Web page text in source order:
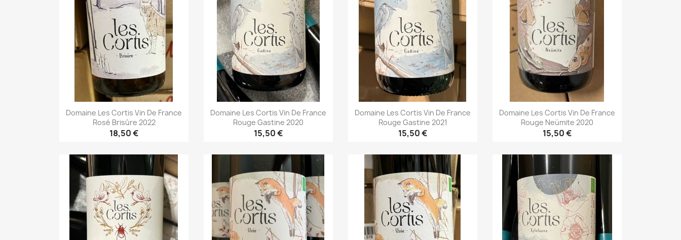
Domaine Les Cortis Vin De France
Rosé Brisûre 2022
18,50 €
Aperçu rapide
Domaine Les Cortis Vin De France
Rouge Gastine 2020
15,50 €
Aperçu rapide
Domaine Les Cortis Vin De France
Rouge Gastine 2021
15,50 €
Aperçu rapide
Domaine Les Cortis Vin De France
Rouge Neümite 2020
15,50 €
Aperçu rapide